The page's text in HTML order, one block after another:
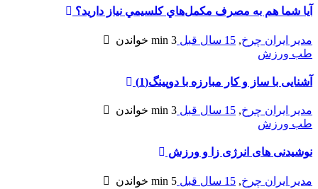
آيا شما هم به مصرف مكمل‌هاي كلسيمي نياز داريد؟
مدیر ایران چرخ, 15 سال قبل 3 min
خواندن
طب ورزش
آشنایی با ساز و کار مبارزه با دوپینگ(1)
مدیر ایران چرخ, 15 سال قبل 3 min
خواندن
طب ورزش
نوشیدنی های انرژی زا و ورزش
مدیر ایران چرخ, 15 سال قبل 5 min
خواندن